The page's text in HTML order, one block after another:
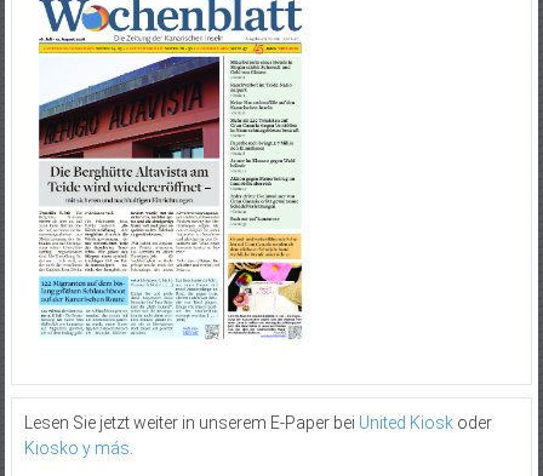
Lesen Sie jetzt weiter in unserem E-Paper bei United Kioskoder
Kiosko y más.